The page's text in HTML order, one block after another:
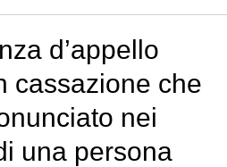
d’appello
cassazione che
nei
una persona